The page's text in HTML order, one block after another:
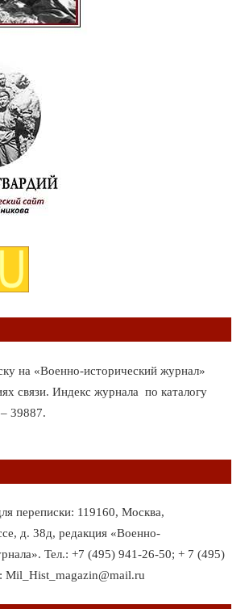
на «Военно-исторический журнал»
связи. Индекс журнала по каталогу
39887.
переписки: 119160, Москва,
д. 38д, редакция «Военно-
Тел.: +7 (495) 941-26-50; + 7 (495)
Mil_Hist_magazin@mail.ru